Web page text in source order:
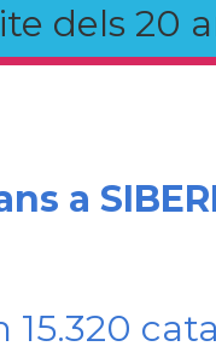
dels 20
a
15.320